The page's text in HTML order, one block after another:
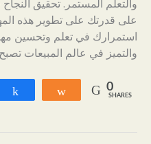
والتعلم المستمر. تحقيق
على قدرتك على تطوير هذه
استمرارك في تعلم وتحسين
والتميز في عالم المبيعات
Share 0
SHARES